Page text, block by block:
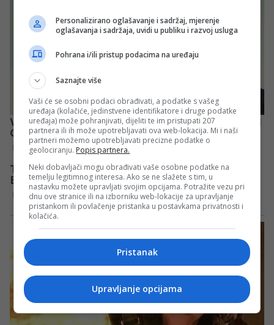
Personalizirano oglašavanje i sadržaj, mjerenje
oglašavanja i sadržaja, uvidi u publiku i razvoj usluga
Pohrana i/ili pristup podacima na uređaju
Saznajte više
Vaši će se osobni podaci obrađivati, a podatke s vašeg
uređaja (kolačiće, jedinstvene identifikatore i druge podatke
uređaja) može pohranjivati, dijeliti te im pristupati 207
partnera ili ih može upotrebljavati ova web-lokacija. Mi i naši
partneri možemo upotrebljavati precizne podatke o
geolociranju. Popis partnera.
Neki dobavljači mogu obrađivati vaše osobne podatke na
temelju legitimnog interesa. Ako se ne slažete s tim, u
nastavku možete upravljati svojim opcijama. Potražite vezu pri
dnu ove stranice ili na izborniku web-lokacije za upravljanje
pristankom ili povlačenje pristanka u postavkama privatnosti i
kolačića.
Pristanak
Upravljanje opcijama